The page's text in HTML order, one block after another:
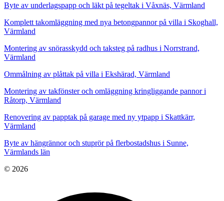
Byte av underlagspapp och läkt på tegeltak i Våxnäs, Värmland
Komplett takomläggning med nya betongpannor på villa i Skoghall,
Värmland
Montering av snörasskydd och taksteg på radhus i Norrstrand,
Värmland
Ommålning av plåttak på villa i Ekshärad, Värmland
Montering av takfönster och omläggning kringliggande pannor i
Råtorp, Värmland
Renovering av papptak på garage med ny ytpapp i Skattkärr,
Värmland
Byte av hängrännor och stuprör på flerbostadshus i Sunne,
Värmlands län
© 2026